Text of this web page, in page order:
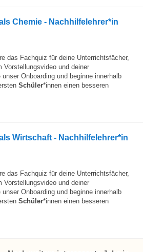
Chemie - Nachhilfelehrer*in
das Fachquiz für deine Unterrichtsfächer,
Vorstellungsvideo und deiner
Onboarding und beginne innerhalb
Schüler*innen einen besseren
Wirtschaft - Nachhilfelehrer*in
das Fachquiz für deine Unterrichtsfächer,
Vorstellungsvideo und deiner
Onboarding und beginne innerhalb
Schüler*innen einen besseren